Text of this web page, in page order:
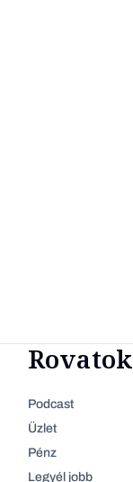
Rovatok
Podcast
Üzlet
Pénz
Legyél jobb